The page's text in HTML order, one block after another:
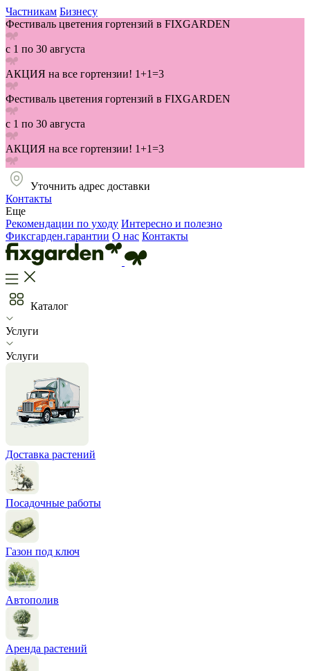
Частникам Бизнесу
Фестиваль цветения гортензий в FIXGARDEN
с 1 по 30 августа
АКЦИЯ на все гортензии! 1+1=3
Фестиваль цветения гортензий в FIXGARDEN
с 1 по 30 августа
АКЦИЯ на все гортензии! 1+1=3
Уточнить адрес доставки
Контакты
Еще
Рекомендации по уходу Интересно и полезно
Фиксгарден.гарантии О нас Контакты
Каталог
Услуги
Услуги
Доставка растений
Посадочные работы
Газон под ключ
Автополив
Аренда растений